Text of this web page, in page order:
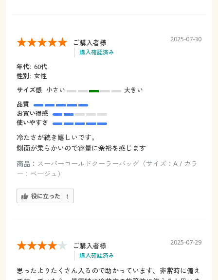
ご購入者様
購入確認済み
2025-07-30
年代: 60代
性別: 女性
サイズ感 小さい
大きい
品質
お買い得感
使いやすさ
冷たさが続き嬉しいです。
側面が柔らかいので容量に余裕を感じます
商品： スーパーコールドクーラーバッグ（サイズ：A / カラ
ー：ベージュ）
役に立った 1
ご購入者様
購入確認済み
2025-07-29
思ったよりたくさん入るので助かっています。非常時に備え